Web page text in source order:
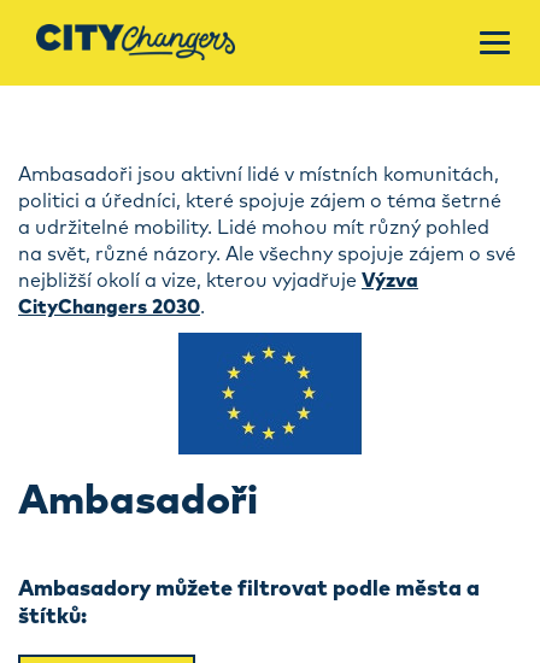
Ambasadoři jsou aktivní lidé v místních komunitách,
politici a úředníci, které spojuje zájem o téma šetrné
a udržitelné mobility. Lidé mohou mít různý pohled
na svět, různé názory. Ale všechny spojuje zájem o své
nejbližší okolí a vize, kterou vyjadřuje Výzva
CityChangers 2030.
Ambasadoři
Ambasadory můžete filtrovat podle města a
štítků: